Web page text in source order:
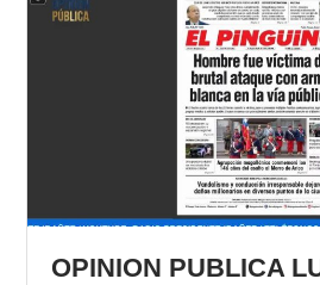
OPINION PUBLICA